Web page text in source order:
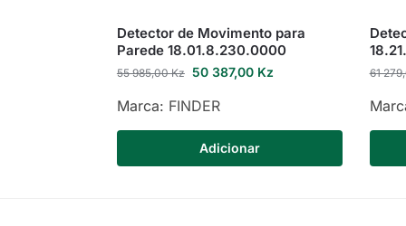
Detector de Movimento para
Parede 18.01.8.230.0000
55 985,00Kz 50 387,00 Kz
Marca: FINDER
Adicionar
61